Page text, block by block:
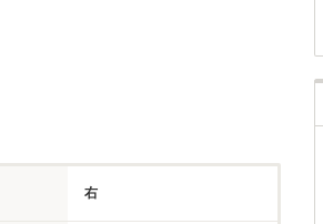
右